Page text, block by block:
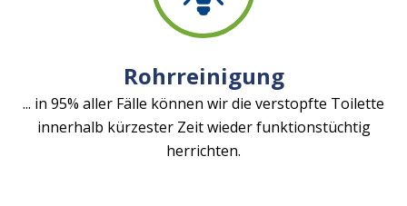
Rohrreinigung
... in 95% aller Fälle können wir die verstopfte Toilette
innerhalb kürzester Zeit wieder funktionstüchtig
herrichten.